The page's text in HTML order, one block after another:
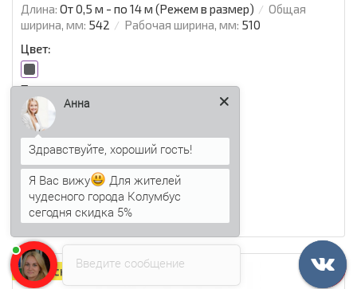
Длина: От 0,5 м - по 14 м (Режем в размер)
Общая
ширина, мм: 542 Рабочая ширина, мм: 510
Цвет:
Толщина металла, мм:
0.5
348.93 р./м2
В корзину Быстрый заказ
В закладки
Ваша скидка: -16%Введите сообщение
Анна
Здравствуйте, хороший гость!
Я Вас вижу
Для жителей
чудесного города Колумбус
сегодня скидка 5%
Аннапечатает...